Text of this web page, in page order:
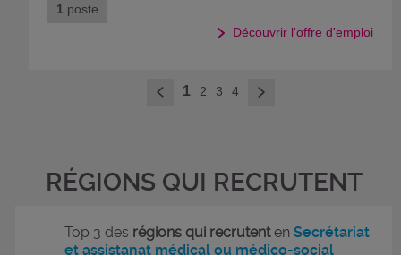
1 poste
Découvrir l'offre d'emploi
< 1 2 3 4 >
RÉGIONS QUI RECRUTENT
Top 3 des régions qui recrutentenSecrétariat
et assistanat médical ou médico-social